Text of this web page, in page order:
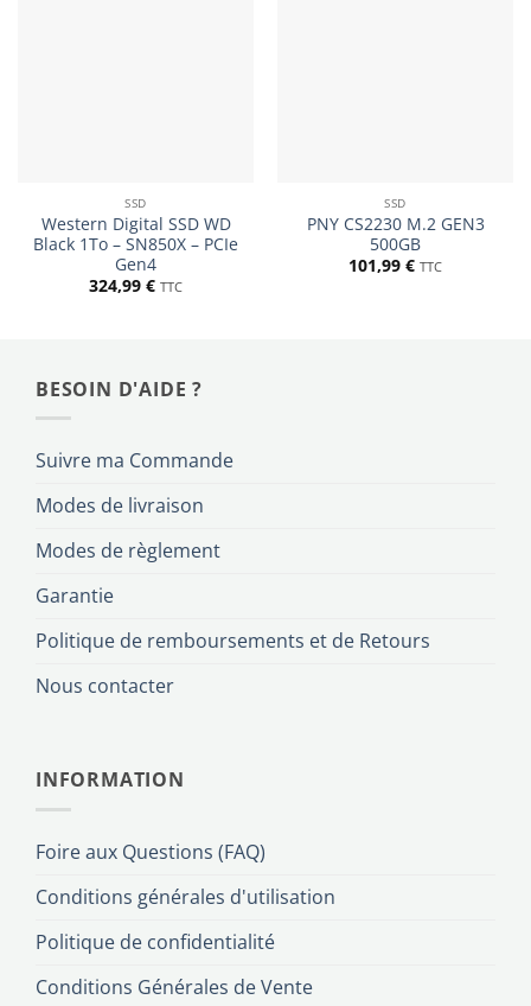
SSD
Western Digital SSD WD
Black 1To – SN850X – PCIe
Gen4
324,99 € TTC
SSD
PNY CS2230 M.2 GEN3
500GB
101,99 € TTC
BESOIN D'AIDE ?
Suivre ma Commande
Modes de livraison
Modes de règlement
Garantie
Politique de remboursements et de Retours
Nous contacter
INFORMATION
Foire aux Questions (FAQ)
Conditions générales d'utilisation
Politique de confidentialité
Conditions Générales de Vente